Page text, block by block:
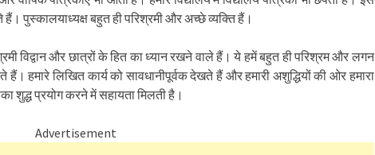
पुस्कालयाध्यक्ष बहुत ही परिश्रमी और अच्छे व्यक्ति हैं।
विद्वान और छात्रों के हित का ध्यान रखने वाले हैं। ये हमें बहुत ही परिश्रम और लगन
हमारे लिखित कार्य को सावधानीपूर्वक देखते हैं और हमारी अशुद्धियों की ओर हमारा
शुद्ध प्रयोग करने में सहायता मिलती है।
Advertisement